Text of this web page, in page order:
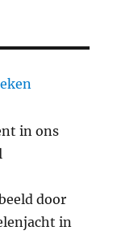
in ons
door
in